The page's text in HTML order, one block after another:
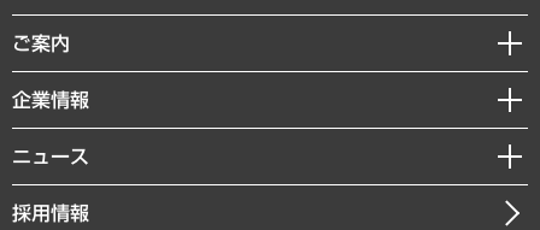
組織・人事戦略
デジタルイノベーション
共生・ダイバーシティ
GRC（ガバナンス・リスク・コンプライアンス）・防災（政策）
経済・産業・雇用・労働
経済調査
レポート
コラム
経営用語集
ご案内
セミナー・イベント情報
MUFGビジネスセミナー
受託案件情報
企業情報
私たちの想い
社長メッセージ
会社概要
ニュース
ニュースリリース
採用情報